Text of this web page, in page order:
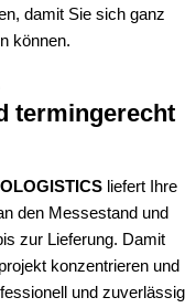
damit Sie sich ganz
können.
termingerecht
liefert Ihre
den Messestand und
zur Lieferung. Damit
konzentrieren und
und zuverlässig